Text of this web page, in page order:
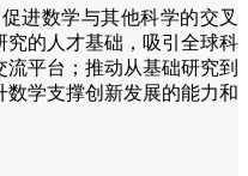
进数学与其他科学的交叉
的人才基础，吸引全球科
平台；推动从基础研究到
学支撑创新发展的能力和